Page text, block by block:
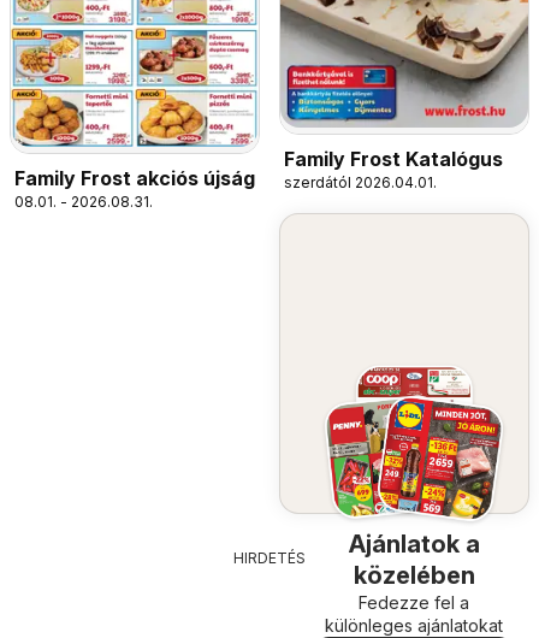
Family Frost akciós újság
08.01. - 2026.08.31.
Family Frost Katalógus
szerdától 2026.04.01.
Ajánlatok a
közelében
Fedezze fel a
különleges ajánlatokat
HIRDETÉS